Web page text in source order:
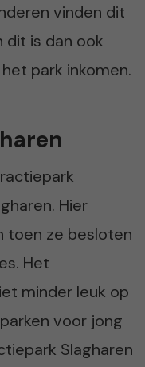
vinden dit
is dan ook
park inkomen.
Hier
toen ze besloten
Het
minder leuk op
voor jong
Slagharen